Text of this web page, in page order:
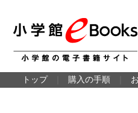
トップ 購入の手順